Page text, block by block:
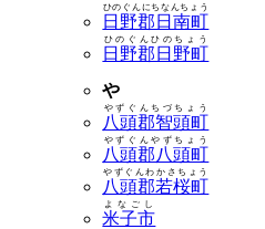
日野郡日南町
ひのぐんにちなんちょう
日野郡日野町
ひのぐんひのちょう
や
八頭郡智頭町
やずぐんちづちょう
八頭郡八頭町
やずぐんやずちょう
八頭郡若桜町
やずぐんわかさちょう
米子市
よなごし